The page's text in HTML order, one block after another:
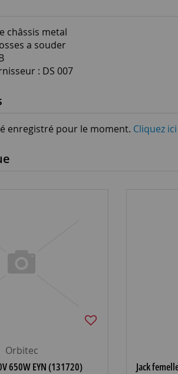
châssis metal
a souder
: DS 007
enregistré pour le moment. Cliquez
Orbitec
650W EYN (131720) Jack